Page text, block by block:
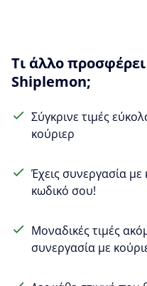
Τι άλλο
Shiplemon;
Σύγκρινε τιμές
κούριερ
Έχεις συνεργασία
κωδικό σου!
Μοναδικές τιμές
συνεργασία με